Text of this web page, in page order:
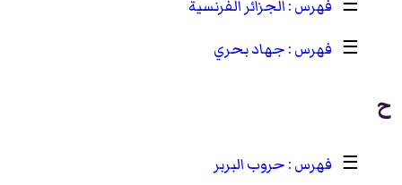
☰
الجزائر الفرنسية
☰
جهاد بحري
ح
☰
حروب البربر